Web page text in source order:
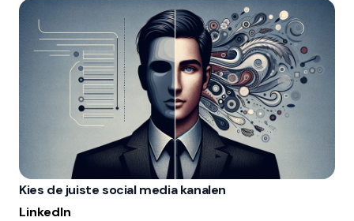
Kies de juiste social media kanalen
LinkedIn